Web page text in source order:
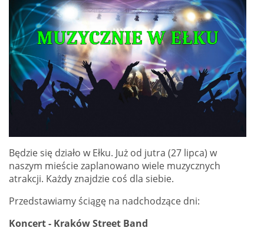
Będzie się działo w Ełku. Już od jutra (27 lipca) w
naszym mieście zaplanowano wiele muzycznych
atrakcji. Każdy znajdzie coś dla siebie.
Przedstawiamy ściągę na nadchodzące dni:
Koncert - Kraków Street Band